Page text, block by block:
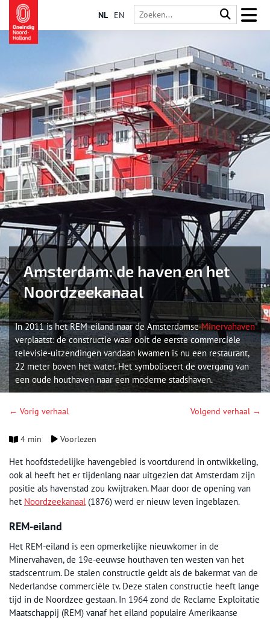
NL EN
Amsterdam: de haven en het
Noordzeekanaal
In 2011 is het REM-eiland naar de AmsterdamseMinervahaven
verplaatst: de constructie waar ooit de eerste commerciële
televisie-uitzendingen vandaan kwamen is nu een restaurant,
22 meter boven het water. Het symboliseert de overgang van
een oude houthaven naar een moderne stadshaven.
← Vorig verhaal Volgend verhaal →
4 min Voorlezen
Het hoofdstedelijke havengebied is voortdurend in ontwikkeling,
ook al heeft het er tijdenlang naar uitgezien dat Amsterdam zijn
positie als havenstad zou kwijtraken. Maar door de opening van
het Noordzeekanaal(1876) werd er nieuw leven ingeblazen.
REM-eiland
Het REM-eiland is een opmerkelijke nieuwkomer in de
Minervahaven, de 19e-eeuwse houthaven ten westen van het
stadscentrum. De stalen constructie geldt als de bakermat van de
Nederlandse commerciële tv. Deze stalen constructie heeft lange
tijd in de Noordzee gestaan. In 1964 zond de Reclame Exploitatie
Maatschappij (REM) vanaf het eiland populaire Amerikaanse